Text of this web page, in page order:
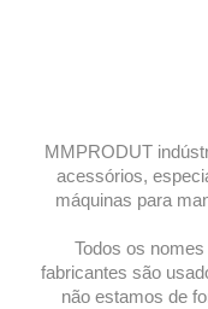
MMPRODUT
acessórios,
máquinas para
Todos os
fabricantes são
não estamos de